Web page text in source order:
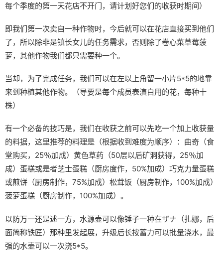
每个季度的第一天花店不开门，请计划好您们的收获时期间）
即我们第一次卖自一种作物时，今后就可以在花店直接买到他们
了，所以除非是镇长女儿的任务需求，否则除了卷心菜草莓菠
萝，其他作物我们都只需要种一个。
当却，为了完成任务，我们可以在左以上角留一小片5*5的地靠
来到种植其他作物。（导要是每个成员表演白用的花，每种十
株）
有一个必备的技巧是，我们在收获之前可以先吃一个加上收获量
的料据，这里推荐的料理是（根据收到难度为顺序）：曲奇（食
堂购买，25％加成）黄色草药（50层以后矿洞获得，25％加
成）蛋糕或是者芝士蛋糕（厨房度作，50%加成）巧克力量蛋糕
或煎饼（厨房制作，75%加成）松茸饭（厨房制作，100%加成）
菠萝蛋糕（厨房制作，100%加成）。
以防万一还是述一方，水源壶可以像锤子一种在ザナ（扎娜，后
面简称铁匠）那种里发起展，升级后长按蓄力可以批量浇水，最
强的水壶可以一次浇5*5。